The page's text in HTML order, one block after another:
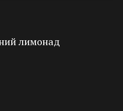
лимонад